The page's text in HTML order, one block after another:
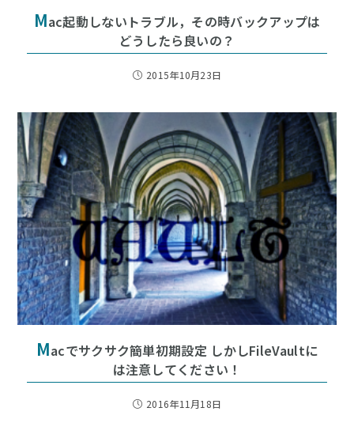
Mac起動しないトラブル，その時バックアップは
どうしたら良いの？
2015年10月23日
Macでサクサク簡単初期設定 しかしFileVaultに
は注意してください！
2016年11月18日